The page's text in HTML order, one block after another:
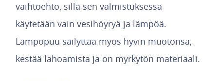
vaihtoehto, sillä sen valmistuksessa
käytetään vain vesihöyryä ja lämpöä.
Lämpöpuu säilyttää myös hyvin muotonsa,
kestää lahoamista ja on myrkytön materiaali.